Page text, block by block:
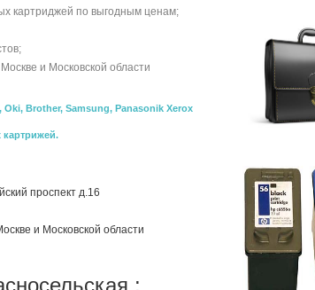
картриджей по выгодным ценам;
и Московской области
Brother, Samsung, Panasonik Xerox
проспект д.16
и Московской области